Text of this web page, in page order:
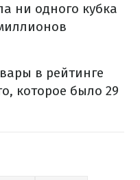
ни одного кубка
в рейтинге
которое было 29